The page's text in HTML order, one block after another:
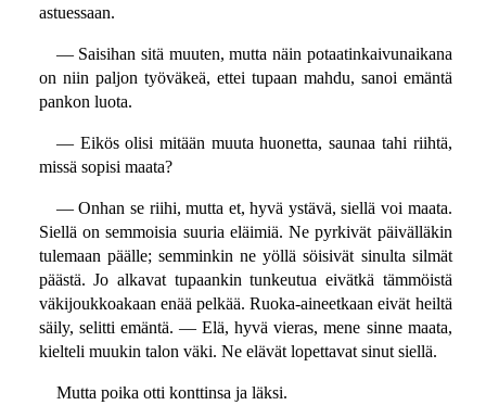
astuessaan.
— Saisihan sitä muuten, mutta näin potaatinkaivunaikana
on niin paljon työväkeä, ettei tupaan mahdu, sanoi emäntä
pankon luota.
— Eikös olisi mitään muuta huonetta, saunaa tahi riihtä,
missä sopisi maata?
— Onhan se riihi, mutta et, hyvä ystävä, siellä voi maata.
Siellä on semmoisia suuria eläimiä. Ne pyrkivät päivälläkin
tulemaan päälle; semminkin ne yöllä söisivät sinulta silmät
päästä. Jo alkavat tupaankin tunkeutua eivätkä tämmöistä
väkijoukkoakaan enää pelkää. Ruoka-aineetkaan eivät heiltä
säily, selitti emäntä. — Elä, hyvä vieras, mene sinne maata,
kielteli muukin talon väki. Ne elävät lopettavat sinut siellä.
Mutta poika otti konttinsa ja läksi.